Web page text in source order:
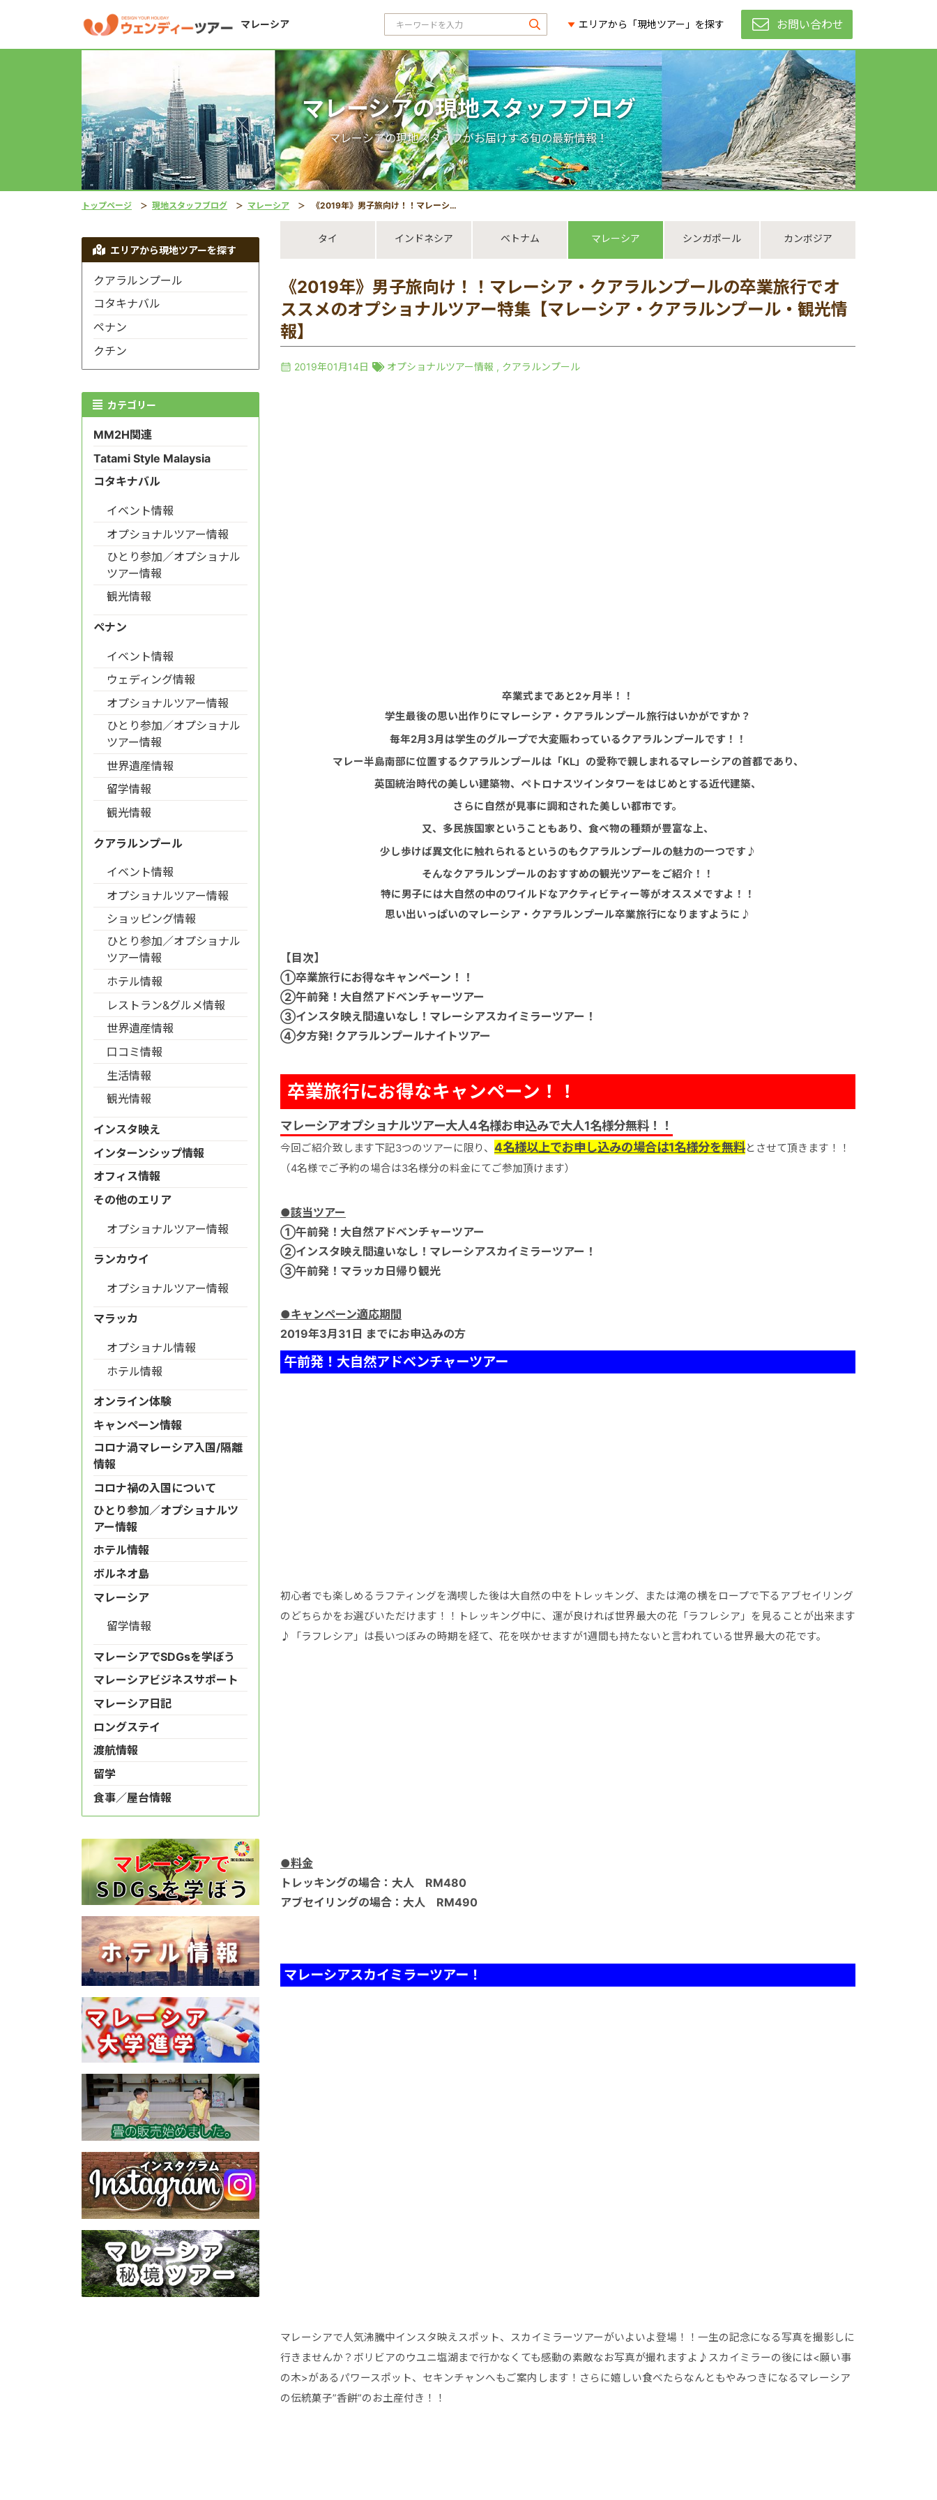
マレーシア エリアから「現地ツアー」を探す お問い合わせ
マレーシアの現地スタッフブログ
マレーシアの現地スタッフがお届けする旬の最新情報！
トップページ 現地スタッフブログ マレーシア 《2019年》男子旅向け！！マレーシア・クアラルンプールの卒業旅行でオススメのオプショナルツアー特集【マレーシア・クアラルンプール・観光情報】
タイ インドネシア ベトナム マレーシア シンガポール カンボジア
《2019年》男子旅向け！！マレーシア・クアラルンプールの卒業旅行でオ
ススメのオプショナルツアー特集【マレーシア・クアラルンプール・観光情
報】
2019年01月14日 オプショナルツアー情報 , クアラルンプール
卒業式まであと2ヶ月半！！
学生最後の思い出作りにマレーシア・クアラルンプール旅行はいかがですか？
毎年2月3月は学生のグループで大変賑わっているクアラルンプールです！！
マレー半島南部に位置するクアラルンプールは「KL」の愛称で親しまれるマレーシアの首都であり、
英国統治時代の美しい建築物、ペトロナスツインタワーをはじめとする近代建築、
さらに自然が見事に調和された美しい都市です。
又、多民族国家ということもあり、食べ物の種類が豊富な上、
少し歩けば異文化に触れられるというのもクアラルンプールの魅力の一つです♪
そんなクアラルンプールのおすすめの観光ツアーをご紹介！！
特に男子には大自然の中のワイルドなアクティビティー等がオススメですよ！！
思い出いっぱいのマレーシア・クアラルンプール卒業旅行になりますように♪
【目次】
①卒業旅行にお得なキャンペーン！！
②午前発！大自然アドベンチャーツアー
③インスタ映え間違いなし！マレーシアスカイミラーツアー！
④夕方発! クアラルンプールナイトツアー
卒業旅行にお得なキャンペーン！！
マレーシアオプショナルツアー大人4名様お申込みで大人1名様分無料！！
今回ご紹介致します下記3つのツアーに限り、 4名様以上でお申し込みの場合は1名様分を無料とさせて頂きます！！
（4名様でご予約の場合は3名様分の料金にてご参加頂けます）
●該当ツアー
①午前発！大自然アドベンチャーツアー
②インスタ映え間違いなし！マレーシアスカイミラーツアー！
③午前発！マラッカ日帰り観光
●キャンペーン適応期間
2019年3月31日 までにお申込みの方
午前発！大自然アドベンチャーツアー
初心者でも楽しめるラフティングを満喫した後は大自然の中をトレッキング、または滝の横をロープで下るアブセイリング
のどちらかをお選びいただけます！！トレッキング中に、運が良ければ世界最大の花「ラフレシア」を見ることが出来ます
♪「ラフレシア」は長いつぼみの時期を経て、花を咲かせますが1週間も持たないと言われている世界最大の花です。
●料金
トレッキングの場合：大人 RM480
アブセイリングの場合：大人 RM490
マレーシアスカイミラーツアー！
マレーシアで人気沸騰中インスタ映えスポット、スカイミラーツアーがいよいよ登場！！一生の記念になる写真を撮影しに
行きませんか？ボリビアのウユニ塩湖まで行かなくても感動の素敵なお写真が撮れますよ♪スカイミラーの後には<願い事
の木>があるパワースポット、セキンチャンへもご案内します！さらに嬉しい食べたらなんともやみつきになるマレーシア
の伝統菓子”香餅”のお土産付き！！
エリアから現地ツアーを探す
クアラルンプール
コタキナバル
ペナン
クチン
カテゴリー
MM2H関連
Tatami Style Malaysia
コタキナバル
イベント情報
オプショナルツアー情報
ひとり参加／オプショナル
ツアー情報
観光情報
ペナン
イベント情報
ウェディング情報
オプショナルツアー情報
ひとり参加／オプショナル
ツアー情報
世界遺産情報
留学情報
観光情報
クアラルンプール
イベント情報
オプショナルツアー情報
ショッピング情報
ひとり参加／オプショナル
ツアー情報
ホテル情報
レストラン&グルメ情報
世界遺産情報
口コミ情報
生活情報
観光情報
インスタ映え
インターンシップ情報
オフィス情報
その他のエリア
オプショナルツアー情報
ランカウイ
オプショナルツアー情報
マラッカ
オプショナル情報
ホテル情報
オンライン体験
キャンペーン情報
コロナ渦マレーシア入国/隔離
情報
コロナ禍の入国について
ひとり参加／オプショナルツ
アー情報
ホテル情報
ボルネオ島
マレーシア
留学情報
マレーシアでSDGsを学ぼう
マレーシアビジネスサポート
マレーシア日記
ロングステイ
渡航情報
留学
食事／屋台情報